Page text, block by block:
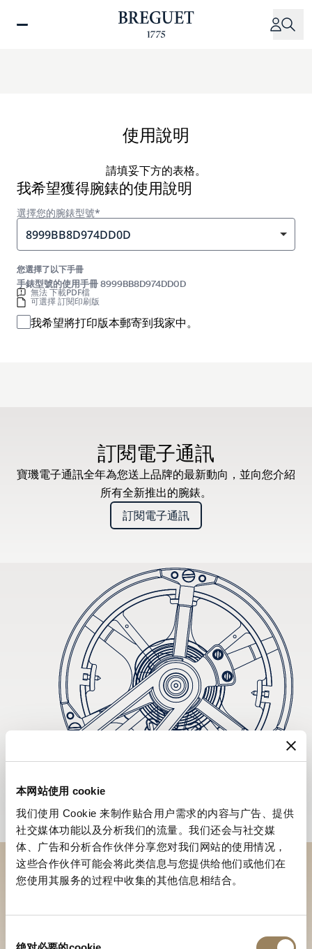
本网站使用 cookie
我们使用 Cookie 来制作贴合用户需求的内容与广告、提供
社交媒体功能以及分析我们的流量。我们还会与社交媒
体、广告和分析合作伙伴分享您对我们网站的使用情况，
这些合作伙伴可能会将此类信息与您提供给他们或他们在
您使用其服务的过程中收集的其他信息相结合。
使用說明
請填妥下方的表格。
我希望獲得腕錶的使用說明
選擇您的腕錶型號*
8999BB8D974DD0D
您選擇了以下手冊
手錶型號的使用手冊 8999BB8D974DD0D
無法 下載PDF檔
可選擇 訂閱印刷版
我希望將打印版本郵寄到我家中。
訂閱電子通訊
寶璣電子通訊全年為您送上品牌的最新動向，並向您介紹
所有全新推出的腕錶。
訂閱電子通訊
於專賣店探索品牌系列作品
尋找專賣店